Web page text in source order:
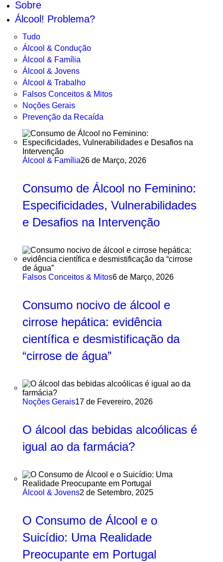
Sobre
Álcool! Problema?
Tudo
Álcool & Condução
Álcool & Família
Álcool & Jovens
Álcool & Trabalho
Falsos Conceitos & Mitos
Noções Gerais
Prevenção da Recaída
Álcool & Família26 de Março, 2026
Consumo de Álcool no Feminino:
Especificidades, Vulnerabilidades
e Desafios na Intervenção
Falsos Conceitos & Mitos6 de Março, 2026
Consumo nocivo de álcool e
cirrose hepática: evidência
científica e desmistificação da
“cirrose de água”
Noções Gerais17 de Fevereiro, 2026
O álcool das bebidas alcoólicas é
igual ao da farmácia?
Álcool & Jovens2 de Setembro, 2025
O Consumo de Álcool e o
Suicídio: Uma Realidade
Preocupante em Portugal